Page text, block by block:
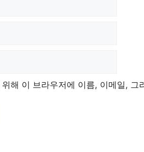
해 이 브라우저에 이름, 이메일, 그